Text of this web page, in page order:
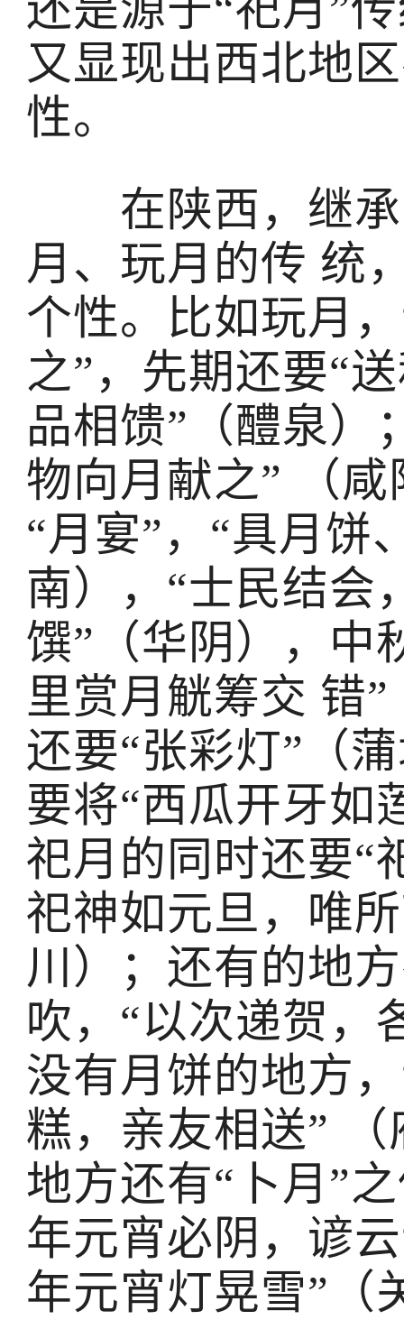
还是源于“祀月”
又显现出西北地
性。
在陕西，继承
月、玩月的传 统
个性。比如玩月
之”，先期还要“
品相馈”（醴泉）
物向月献之” （
“月宴”，“具月饼
南），“士民结会
馔”（华阴），中
里赏月觥筹交 错
还要“张彩灯”（
要将“西瓜开牙如
祀月的同时还要“
祀神如元旦，唯
川）；还有的地
吹，“以次递贺，
没有月饼的地方
糕，亲友相送”
地方还有“卜月”
年元宵必阴，谚
年元宵灯晃雪”（